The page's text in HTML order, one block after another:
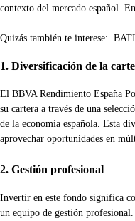
contexto del mercado español.
Quizás también te interese:
1. Diversificación de la
El BBVA Rendimiento España
su cartera a través de una
de la economía española. Esta
aprovechar oportunidades en
2. Gestión profesional
Invertir en este fondo significa
un equipo de gestión